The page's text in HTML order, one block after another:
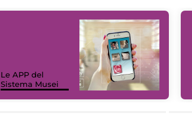
Le APP del
Sistema Musei